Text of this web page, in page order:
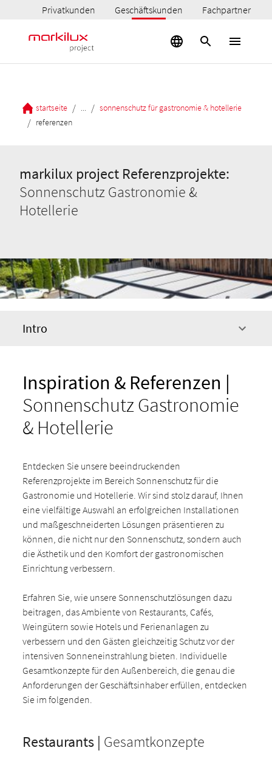
Privatkunden Geschäftskunden Fachpartner
startseite / / sonnenschutz für gastronomie & hotellerie
/ referenzen
markilux project Referenzprojekte:
Sonnenschutz Gastronomie &
Hotellerie
Intro
Inspiration & Referenzen |
Sonnenschutz Gastronomie
& Hotellerie
Entdecken Sie unsere beeindruckenden
Referenzprojekte im Bereich Sonnenschutz für die
Gastronomie und Hotellerie. Wir sind stolz darauf, Ihnen
eine vielfältige Auswahl an erfolgreichen Installationen
und maßgeschneiderten Lösungen präsentieren zu
können, die nicht nur den Sonnenschutz, sondern auch
die Ästhetik und den Komfort der gastronomischen
Einrichtung verbessern.
Erfahren Sie, wie unsere Sonnenschutzlösungen dazu
beitragen, das Ambiente von Restaurants, Cafés,
Weingütern sowie Hotels und Ferienanlagen zu
verbessern und den Gästen gleichzeitig Schutz vor der
intensiven Sonneneinstrahlung bieten. Individuelle
Gesamtkonzepte für den Außenbereich, die genau die
Anforderungen der Geschäftsinhaber erfüllen, entdecken
Sie im folgenden.
Restaurants | Gesamtkonzepte